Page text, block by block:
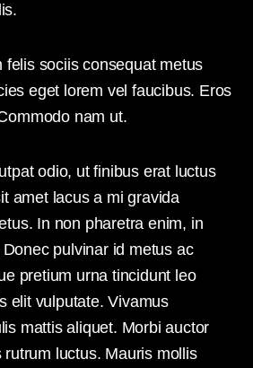
felis sociis consequat metus
eget lorem vel faucibus. Eros
nam ut.
odio, ut finibus erat luctus
amet lacus a mi gravida
In non pharetra enim, in
pulvinar id metus ac
pretium urna tincidunt leo
elit vulputate. Vivamus
mattis aliquet. Morbi auctor
luctus. Mauris mollis